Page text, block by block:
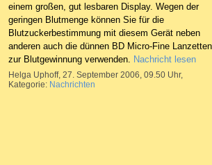
einem großen, gut lesbaren Display. Wegen der
geringen Blutmenge können Sie für die
Blutzuckerbestimmung mit diesem Gerät neben
anderen auch die dünnen BD Micro-Fine Lanzetten
zur Blutgewinnung verwenden. Nachricht lesen
Helga Uphoff, 27. September 2006, 09.50 Uhr,
Kategorie: Nachrichten